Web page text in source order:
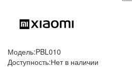
Модель:PBL010
Доступность:Нет в наличии